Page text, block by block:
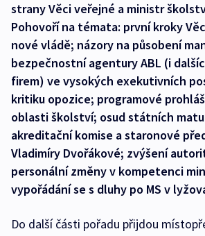
strany Věci veřejné a ministr
Pohovoří na témata: první kroky
nové vládě; názory na působení
bezpečnostní agentury ABL (i
firem) ve vysokých exekutivních
kritiku opozice; programové
oblasti školství; osud státních
akreditační komise a staronové
Vladimíry Dvořákové; zvýšení
personální změny v kompetenci
vypořádání se s dluhy po MS v
Do další části pořadu přijdou